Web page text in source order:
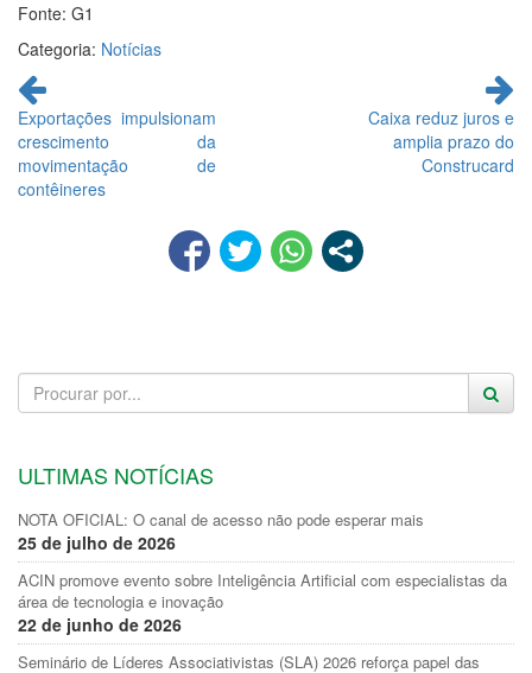
Fonte: G1
Categoria: Notícias
Continue
lendo
Exportações impulsionam
crescimento da
movimentação de
contêineres
Caixa reduz juros e
amplia prazo do
Construcard
ULTIMAS NOTÍCIAS
NOTA OFICIAL: O canal de acesso não pode esperar mais
25 de julho de 2026
ACIN promove evento sobre Inteligência Artificial com especialistas da
área de tecnologia e inovação
22 de junho de 2026
Seminário de Líderes Associativistas (SLA) 2026 reforça papel das